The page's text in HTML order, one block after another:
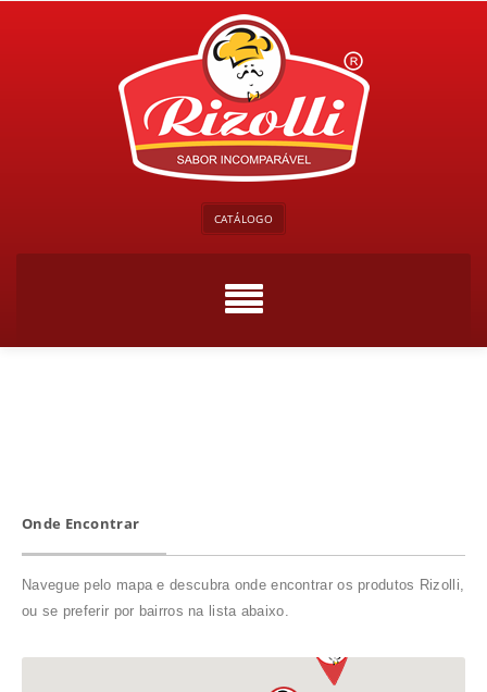
CATÁLOGO
Onde Encontrar
Navegue pelo mapa e descubra onde encontrar os produtos Rizolli,
ou se preferir por bairros na lista abaixo.